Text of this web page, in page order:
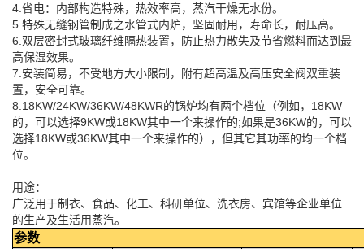
4.省电：内部构造特殊，热效率高，蒸汽干燥无水份。
5.特殊无缝钢管制成之水管式内炉，坚固耐用，寿命长，耐压高。
6.双层密封式玻璃纤维隔热装置，防止热力散失及节省燃料而达到最
高保湿效果。
7.安装简易，不受地方大小限制，附有超高温及高压安全阀双重装
置，安全可靠。
8.18KW/24KW/36KW/48KWR的锅炉均有两个档位（例如，18KW
的，可以选择9KW或18KW其中一个来操作的;如果是36KW的，可以
选择18KW或36KW其中一个来操作的），但其它其功率的均一个档
位。
用途：
广泛用于制衣、食品、化工、科研单位、洗衣房、宾馆等企业单位
的生产及生活用蒸汽。
参数